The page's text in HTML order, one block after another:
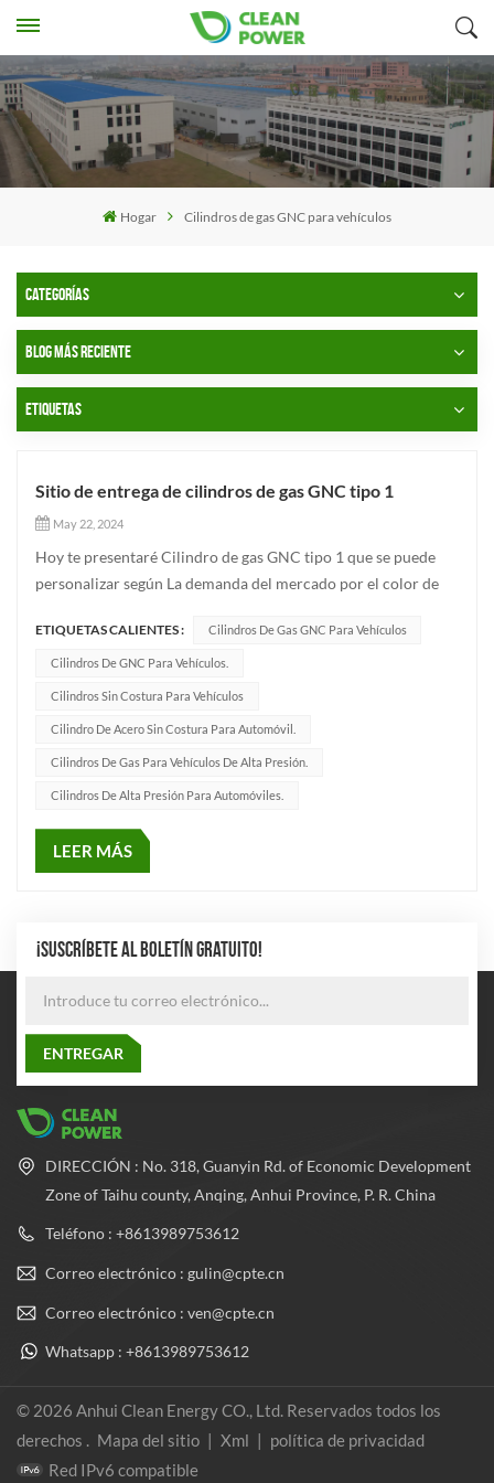
Hogar Cilindros de gas GNC para vehículos
CATEGORÍAS
BLOG MÁS RECIENTE
ETIQUETAS
Sitio de entrega de cilindros de gas GNC tipo 1
May 22, 2024
Hoy te presentaré Cilindro de gas GNC tipo 1 que se puede
personalizar según La demanda del mercado por el color de
con La demanda del mercado por el color de apariencia del
producto. El diámetro se puede hacer. 219...
ETIQUETAS CALIENTES : Cilindros De Gas GNC Para Vehículos
Cilindros De GNC Para Vehículos.
Cilindros Sin Costura Para Vehículos
Cilindro De Acero Sin Costura Para Automóvil.
Cilindros De Gas Para Vehículos De Alta Presión.
Cilindros De Alta Presión Para Automóviles.
LEER MÁS
¡SUSCRÍBETE AL BOLETÍN GRATUITO!
DIRECCIÓN : No. 318, Guanyin Rd. of Economic Development
Zone of Taihu county, Anqing, Anhui Province, P. R. China
Teléfono : +8613989753612
Correo electrónico : gulin@cpte.cn
Correo electrónico : ven@cpte.cn
Whatsapp : +8613989753612
© 2026 Anhui Clean Energy CO., Ltd. Reservados todos los
derechos . Mapa del sitio | Xml | política de privacidad
Red IPv6 compatible